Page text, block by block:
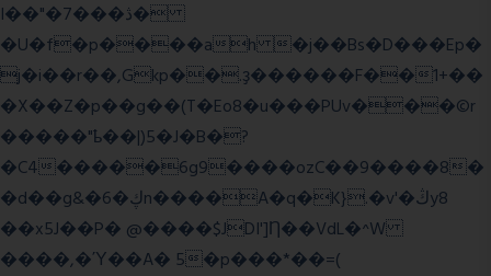
I��"�7 ���ڎ�
�U�f�p����ah �j��Bs�D���Ep�
j�i��r��,Gkp��.ҙ������F��1+��
�X��Z�p��g��(T�Eo8�u���PUv���©r
�����"ҍ��|)5�J�B�?
�C4�����6g9����ozC��9����8�
�d��g&�6�ڮn����A�q�K}.�v'�ڭy8
��x5J��P� @����$JDI']Ƞ��VdL�^W
����,�Ύ��A� 5�p���*��=(